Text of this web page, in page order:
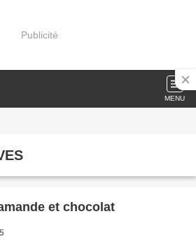
Publicité
MENU
et chocolat